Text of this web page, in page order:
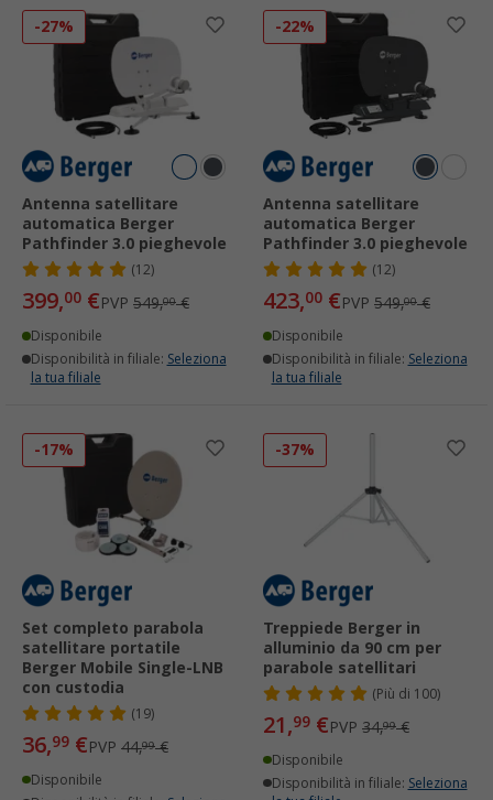
-27%
Antenna satellitare
automatica Berger
Pathfinder 3.0 pieghevole
(12)
399,00 €PVP 549,00€
Disponibile
Disponibilità in filiale: Seleziona
la tua filiale
-22%
Antenna satellitare
automatica Berger
Pathfinder 3.0 pieghevole
(12)
423,00 €PVP 549,00€
Disponibile
Disponibilità in filiale: Seleziona
la tua filiale
-17%
Set completo parabola
satellitare portatile
Berger Mobile Single-LNB
con custodia
(19)
36,99 €PVP 44,99€
Disponibile
-37%
Treppiede Berger in
alluminio da 90 cm per
parabole satellitari
( Più di 100)
21,99 €PVP 34,99€
Disponibile
Disponibilità in filiale: Seleziona